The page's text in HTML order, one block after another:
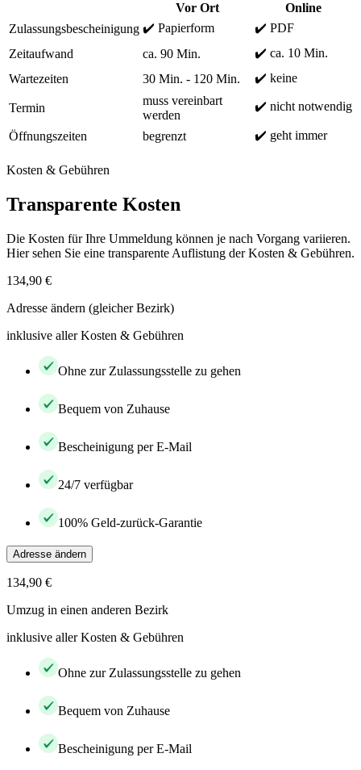
Vor Ort
Online
Zulassungsbescheinigung ✔️ Papierform
✔️ PDF
Zeitaufwand
ca. 90 Min.
✔️ ca. 10 Min.
Wartezeiten
30 Min. - 120 Min. ✔️ keine
Termin
muss vereinbart
werden
✔️ nicht notwendig
Öffnungszeiten begrenzt ✔️ geht immer
Kosten & Gebühren
Transparente Kosten
Die Kosten für Ihre Ummeldung können je nach Vorgang variieren.
Hier sehen Sie eine transparente Auflistung der Kosten & Gebühren.
134,90 €
Adresse ändern (gleicher Bezirk)
inklusive aller Kosten & Gebühren
Ohne zur Zulassungsstelle zu gehen
Bequem von Zuhause
Bescheinigung per E-Mail
24/7 verfügbar
100% Geld-zurück-Garantie
Adresse ändern
134,90 €
Umzug in einen anderen Bezirk
inklusive aller Kosten & Gebühren
Ohne zur Zulassungsstelle zu gehen
Bequem von Zuhause
Bescheinigung per E-Mail